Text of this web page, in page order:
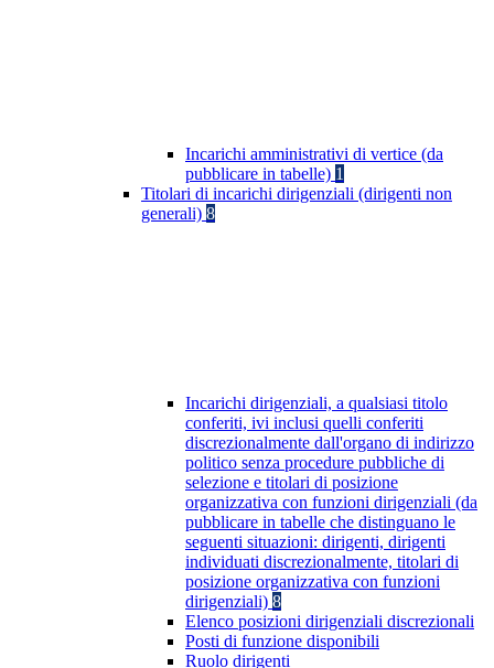
Incarichi amministrativi di vertice (da
pubblicare in tabelle) 1
Titolari di incarichi dirigenziali (dirigenti non
generali) 8
Incarichi dirigenziali, a qualsiasi titolo
conferiti, ivi inclusi quelli conferiti
discrezionalmente dall'organo di indirizzo
politico senza procedure pubbliche di
selezione e titolari di posizione
organizzativa con funzioni dirigenziali (da
pubblicare in tabelle che distinguano le
seguenti situazioni: dirigenti, dirigenti
individuati discrezionalmente, titolari di
posizione organizzativa con funzioni
dirigenziali) 8
Elenco posizioni dirigenziali discrezionali
Posti di funzione disponibili
Ruolo dirigenti